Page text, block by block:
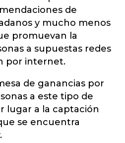
de
y mucho menos
promuevan la
a supuestas redes
por internet.
de ganancias por
a este tipo de
lugar a la captación
se encuentra